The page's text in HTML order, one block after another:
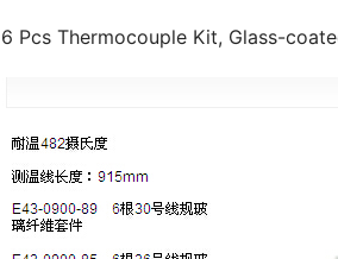
6 Pcs Thermocouple Kit, Glass-